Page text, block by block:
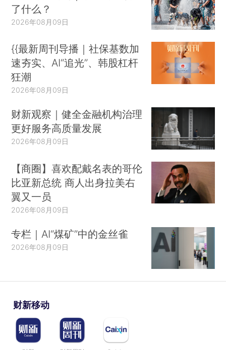
了什么？
2026年08月09日
{{最新周刊导播｜社保基数加
速夯实、AI“追光”、韩股杠杆
狂潮
2026年08月09日
财新观察｜健全金融机构治理
更好服务高质量发展
2026年08月09日
【商圈】喜欢配戴名表的哥伦
比亚新总统 商人出身拉美右
翼又一员
2026年08月09日
专栏｜AI“煤矿”中的金丝雀
2026年08月09日
财新移动